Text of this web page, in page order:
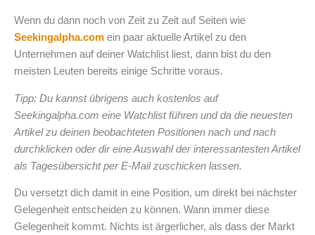
Wenn du dann noch von Zeit zu Zeit auf Seiten wie
Seekingalpha.com ein paar aktuelle Artikel zu den
Unternehmen auf deiner Watchlist liest, dann bist du den
meisten Leuten bereits einige Schritte voraus.
Tipp: Du kannst übrigens auch kostenlos auf
Seekingalpha.com eine Watchlist führen und da die neuesten
Artikel zu deinen beobachteten Positionen nach und nach
durchklicken oder dir eine Auswahl der interessantesten Artikel
als Tagesübersicht per E-Mail zuschicken lassen.
Du versetzt dich damit in eine Position, um direkt bei nächster
Gelegenheit entscheiden zu können. Wann immer diese
Gelegenheit kommt. Nichts ist ärgerlicher, als dass der Markt